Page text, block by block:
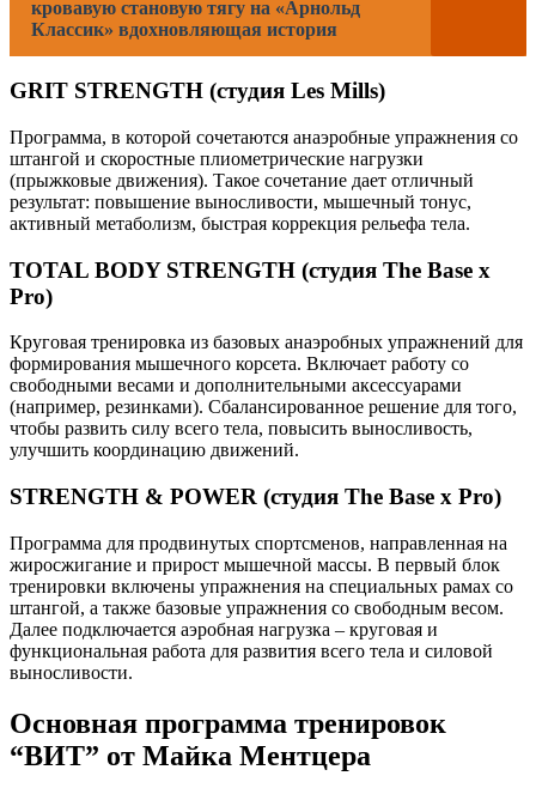
кровавую становую тягу на «Арнольд
Классик» вдохновляющая история
GRIT STRENGTH (студия Les Mills)
Программа, в которой сочетаются анаэробные упражнения со
штангой и скоростные плиометрические нагрузки
(прыжковые движения). Такое сочетание дает отличный
результат: повышение выносливости, мышечный тонус,
активный метаболизм, быстрая коррекция рельефа тела.
TOTAL BODY STRENGTH (студия The Base x
Pro)
Круговая тренировка из базовых анаэробных упражнений для
формирования мышечного корсета. Включает работу со
свободными весами и дополнительными аксессуарами
(например, резинками). Сбалансированное решение для того,
чтобы развить силу всего тела, повысить выносливость,
улучшить координацию движений.
STRENGTH & POWER (студия The Base x Pro)
Программа для продвинутых спортсменов, направленная на
жиросжигание и прирост мышечной массы. В первый блок
тренировки включены упражнения на специальных рамах со
штангой, а также базовые упражнения со свободным весом.
Далее подключается аэробная нагрузка – круговая и
функциональная работа для развития всего тела и силовой
выносливости.
Основная программа тренировок
“ВИТ” от Майка Ментцера